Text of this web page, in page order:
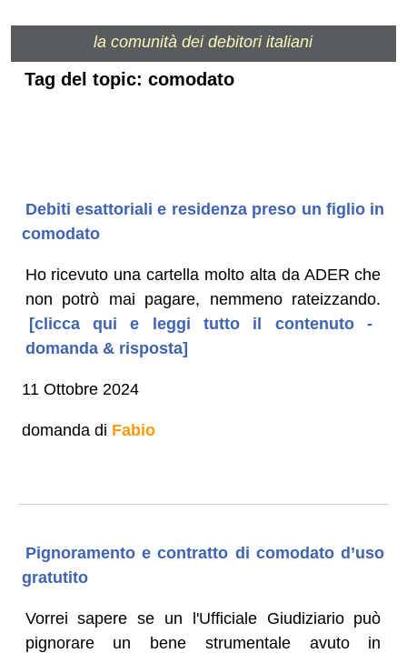
la comunità dei debitori italiani
Tag del topic: comodato
Debiti esattoriali e residenza preso un figlio in
comodato
Ho ricevuto una cartella molto alta da ADER che
non potrò mai pagare, nemmeno rateizzando.
[clicca qui e leggi tutto il contenuto -
domanda & risposta]
11 Ottobre 2024
domanda di Fabio
Pignoramento e contratto di comodato d’uso
gratutito
Vorrei sapere se un l'Ufficiale Giudiziario può
pignorare un bene strumentale avuto in